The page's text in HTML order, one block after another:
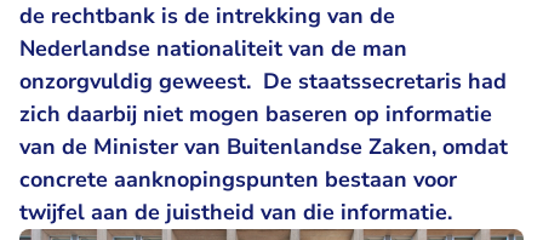
de rechtbank is de intrekking van de
Nederlandse nationaliteit van de man
onzorgvuldig geweest. De staatssecretaris had
zich daarbij niet mogen baseren op informatie
van de Minister van Buitenlandse Zaken, omdat
concrete aanknopingspunten bestaan voor
twijfel aan de juistheid van die informatie.